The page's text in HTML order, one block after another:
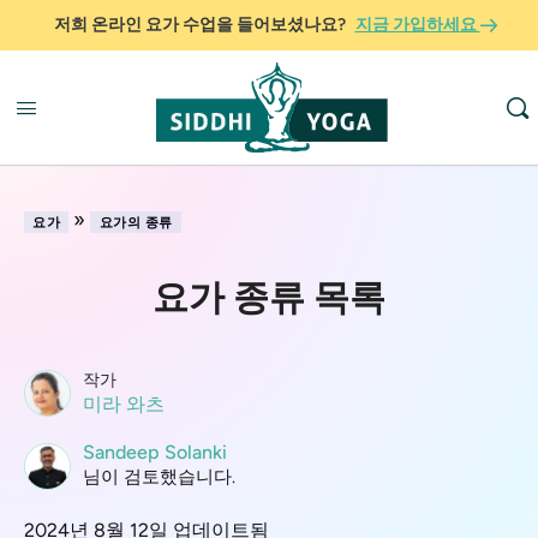
저희 온라인 요가 수업을 들어보셨나요? 지금 가입하세요
요가 » 요가의 종류
요가 종류 목록
작가
미라 와츠
Sandeep Solanki
님이 검토했습니다.
2024년 8월 12일 업데이트됨